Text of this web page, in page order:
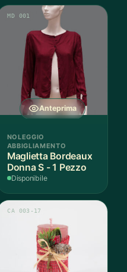
Anteprima
MD 001
NOLEGGIO
ABBIGLIAMENTO
Maglietta Bordeaux
Donna S - 1 Pezzo
Disponibile
CA 003-17